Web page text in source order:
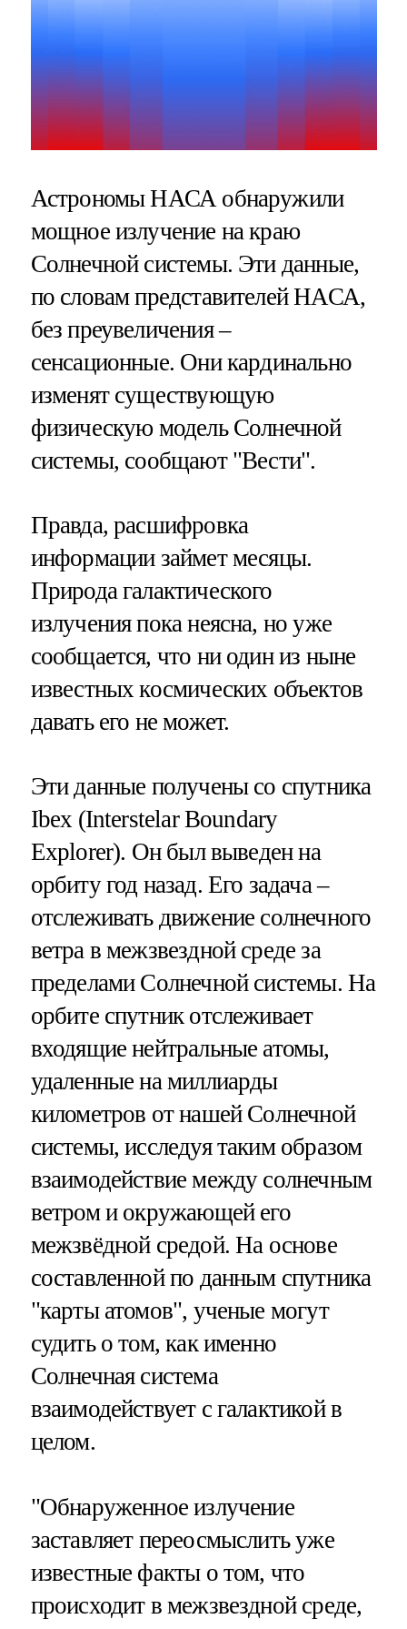
Астрономы НАСА обнаружили
мощное излучение на краю
Солнечной системы. Эти данные,
по словам представителей НАСА,
без преувеличения –
сенсационные. Они кардинально
изменят существующую
физическую модель Солнечной
системы, сообщают "Вести".
Правда, расшифровка
информации займет месяцы.
Природа галактического
излучения пока неясна, но уже
сообщается, что ни один из ныне
известных космических объектов
давать его не может.
Эти данные получены со спутника
Ibex (Interstelar Boundary
Explorer). Он был выведен на
орбиту год назад. Его задача –
отслеживать движение солнечного
ветра в межзвездной среде за
пределами Солнечной системы. На
орбите спутник отслеживает
входящие нейтральные атомы,
удаленные на миллиарды
километров от нашей Солнечной
системы, исследуя таким образом
взаимодействие между солнечным
ветром и окружающей его
межзвёдной средой. На основе
составленной по данным спутника
"карты атомов", ученые могут
судить о том, как именно
Солнечная система
взаимодействует с галактикой в
целом.
"Обнаруженное излучение
заставляет переосмыслить уже
известные факты о том, что
происходит в межзвездной среде,